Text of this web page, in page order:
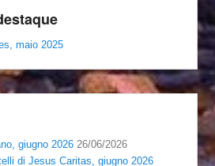
maio 2025
giugno 2026 26/06/2026
di Jesus Caritas, giugno 2026